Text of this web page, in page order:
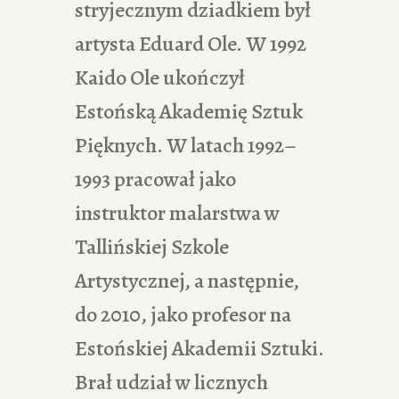
stryjecznym dziadkiem był
artysta Eduard Ole. W 1992
Kaido Ole ukończył
Estońską Akademię Sztuk
Pięknych. W latach 1992–
1993 pracował jako
instruktor malarstwa w
Tallińskiej Szkole
Artystycznej, a następnie,
do 2010, jako profesor na
Estońskiej Akademii Sztuki.
Brał udział w licznych